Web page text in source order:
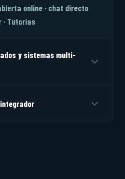
online · chat directo
· Tutorías
y sistemas multi-